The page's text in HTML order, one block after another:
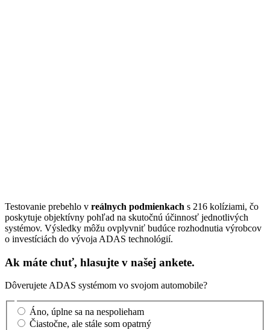
Testovanie prebehlo v reálnych podmienkach s 216 kolíziami, čo
poskytuje objektívny pohľad na skutočnú účinnosť jednotlivých
systémov. Výsledky môžu ovplyvniť budúce rozhodnutia výrobcov
o investíciách do vývoja ADAS technológií.
Ak máte chuť, hlasujte v našej ankete.
Dôverujete ADAS systémom vo svojom automobile?
Áno, úplne sa na nespolieham
Čiastočne, ale stále som opatrný